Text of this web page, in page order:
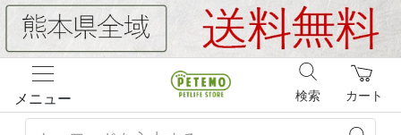
メニュー カート
検索